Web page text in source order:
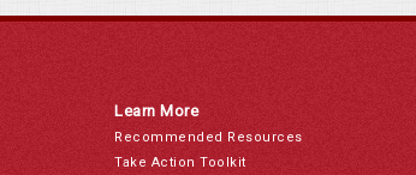
Learn More
Recommended Resources
Take Action Toolkit